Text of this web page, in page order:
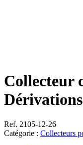
Collecteur
Dérivations
Ref. 2105-12-26
Catégorie : Collecteurs